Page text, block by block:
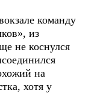
команду
из
не коснулся
на
хотя у